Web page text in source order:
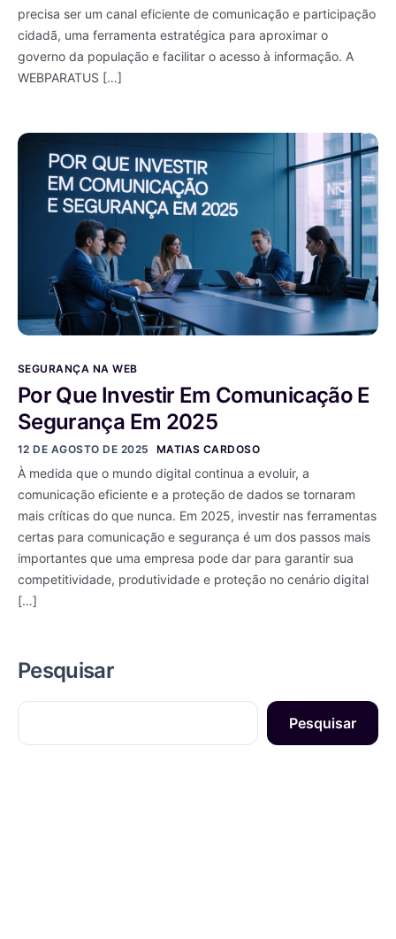
precisa ser um canal eficiente de comunicação e participação
cidadã, uma ferramenta estratégica para aproximar o
governo da população e facilitar o acesso à informação. A
WEBPARATUS […]
SEGURANÇA NA WEB
Por Que Investir Em Comunicação E
Segurança Em 2025
12 DE AGOSTO DE 2025 MATIAS CARDOSO
À medida que o mundo digital continua a evoluir, a
comunicação eficiente e a proteção de dados se tornaram
mais críticas do que nunca. Em 2025, investir nas ferramentas
certas para comunicação e segurança é um dos passos mais
importantes que uma empresa pode dar para garantir sua
competitividade, produtividade e proteção no cenário digital
[…]
Pesquisar
Pesquisar